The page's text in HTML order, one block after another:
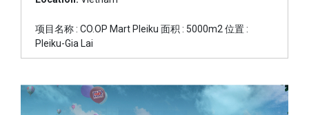
项目名称 : CO.OP Mart Pleiku 面积 : 5000m2 位置 :
Pleiku-Gia Lai